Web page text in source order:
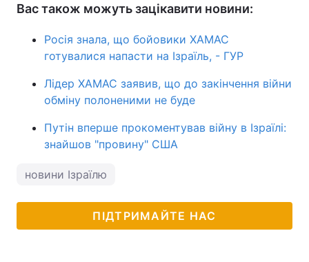
Вас також можуть зацікавити новини:
Росія знала, що бойовики ХАМАС
готувалися напасти на Ізраїль, - ГУР
Лідер ХАМАС заявив, що до закінчення війни
обміну полоненими не буде
Путін вперше прокоментував війну в Ізраїлі:
знайшов "провину" США
новини Ізраїлю
ПІДТРИМАЙТЕ НАС